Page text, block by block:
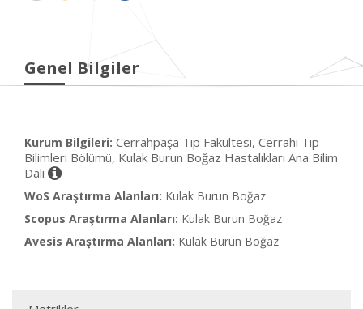
Genel Bilgiler
Kurum Bilgileri: Cerrahpaşa Tıp Fakültesi, Cerrahi Tıp
Bilimleri Bölümü, Kulak Burun Boğaz Hastalıkları Ana Bilim
Dalı
WoS Araştırma Alanları: Kulak Burun Boğaz
Scopus Araştırma Alanları: Kulak Burun Boğaz
Avesis Araştırma Alanları: Kulak Burun Boğaz